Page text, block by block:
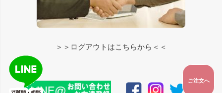
＞＞ログアウトはこちらから＜＜
ご注文へ